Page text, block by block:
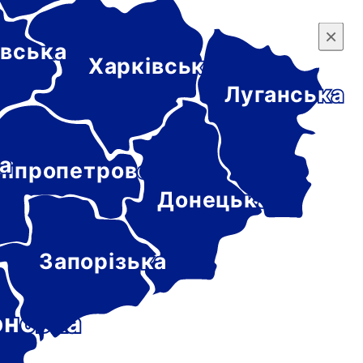
×
Донецька
Харківська
Луганська
Запорізька
×